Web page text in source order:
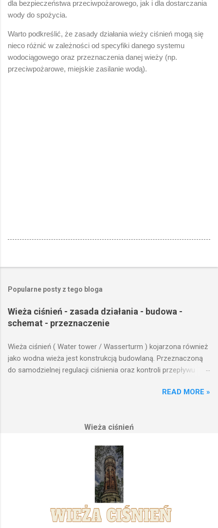
dla bezpieczeństwa przeciwpożarowego, jak i dla dostarczania
wody do spożycia.
Warto podkreślić, że zasady działania wieży ciśnień mogą się
nieco różnić w zależności od specyfiki danego systemu
wodociągowego oraz przeznaczenia danej wieży (np.
przeciwpożarowe, miejskie zasilanie wodą).
Popularne posty z tego bloga
Wieża ciśnień - zasada działania - budowa -
schemat - przeznaczenie
Wieża ciśnień ( Water tower / Wasserturm ) kojarzona również
jako wodna wieża jest konstrukcją budowlaną. Przeznaczoną
do samodzielnej regulacji ciśnienia oraz kontroli przepływu
na którym została wzniesiona. Wieża ciśnień jest obiektem
fundamenty modułu infrastruktury wodnej, zaplanowanej dla
Podstawową funkcją wież ciśnień jest zwiększanie ciśnienia
wody do dystrybucji. Zasada działania wieży ciśnień Cechą
priorytetową przy projektowaniu wieży ciśnień jest wyszukanie
odpowiedniego terenu pod przyszłe fundamenty obiektu.
Konstrukcja, aby mogła być w pełni funkcjonalna musi zostać
wybudowana na najwyższym lokalnym wzniesieniu. Ponieważ
gromadząca się woda w zbiorniku wieży ciśnień musi być
READ MORE »
Wieża ciśnień